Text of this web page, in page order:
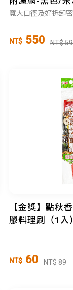
寬大口徑及好拆卸
NT$ 550 NT$
【金獎】點秋
膠料理刷（1入）
NT$ 60 NT$ 89